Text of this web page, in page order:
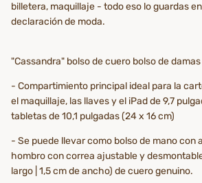
billetera, maquillaje - todo eso lo guardas
declaración de moda.
"Cassandra" bolso de cuero bolso de
- Compartimiento principal ideal para la
el maquillaje, las llaves y el iPad de 9,7
tabletas de 10,1 pulgadas (24 x 16 cm)
- Se puede llevar como bolso de mano con
hombro con correa ajustable y
largo | 1,5 cm de ancho) de cuero genuino.